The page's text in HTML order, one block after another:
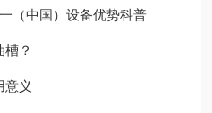
（中国）设备优势科普
？
意义